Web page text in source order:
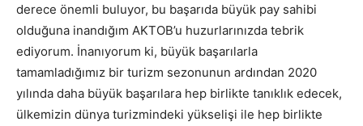
derece önemli buluyor, bu başarıda büyük pay sahibi
olduğuna inandığım AKTOB’u huzurlarınızda tebrik
ediyorum. İnanıyorum ki, büyük başarılarla
tamamladığımız bir turizm sezonunun ardından 2020
yılında daha büyük başarılara hep birlikte tanıklık edecek,
ülkemizin dünya turizmindeki yükselişi ile hep birlikte